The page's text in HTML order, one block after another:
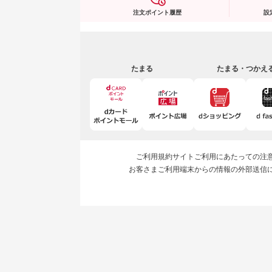
注文ポイント履歴 設
たまる たまる・つかえ
ご利用規約サイトご利用にあたっての注
お客さまご利用端末からの情報の外部送信